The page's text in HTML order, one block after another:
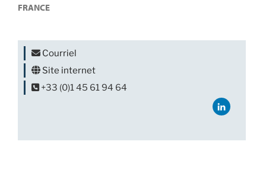
FRANCE
Courriel
Site internet
+33 (0)1 45 61 94 64